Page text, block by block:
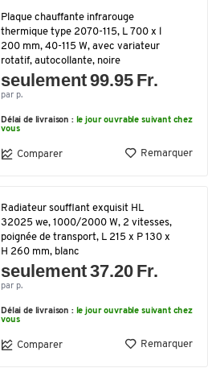
Plaque chauffante infrarouge
thermique type 2070-115, L 700 x l
200 mm, 40-115 W, avec variateur
rotatif, autocollante, noire
seulement 99.95 Fr.
par p.
Délai de livraison : le jour ouvrable suivant chez
vous
Comparer Remarquer
Radiateur soufflant exquisit HL
32025 we, 1000/2000 W, 2 vitesses,
poignée de transport, L 215 x P 130 x
H 260 mm, blanc
seulement 37.20 Fr.
par p.
Délai de livraison : le jour ouvrable suivant chez
vous
Comparer Remarquer